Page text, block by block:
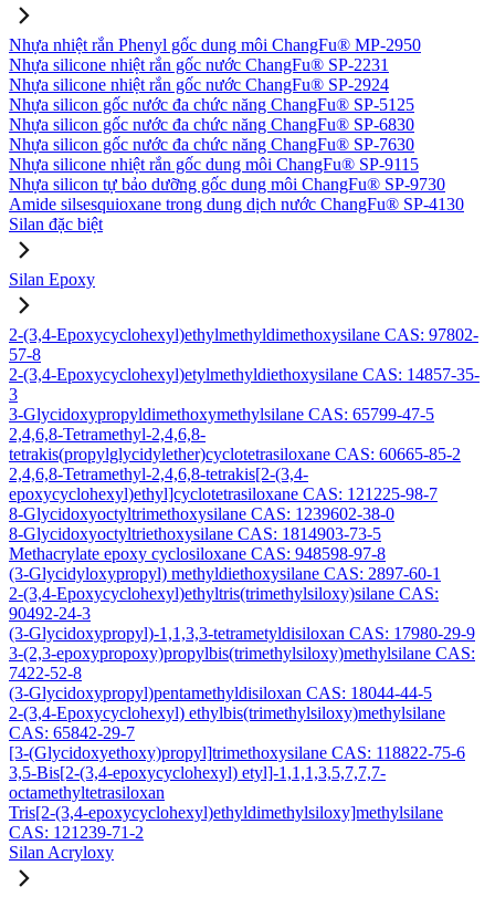
Nhựa nhiệt rắn Phenyl gốc dung môi ChangFu® MP-2950
Nhựa silicone nhiệt rắn gốc nước ChangFu® SP-2231
Nhựa silicone nhiệt rắn gốc nước ChangFu® SP-2924
Nhựa silicon gốc nước đa chức năng ChangFu® SP-5125
Nhựa silicon gốc nước đa chức năng ChangFu® SP-6830
Nhựa silicon gốc nước đa chức năng ChangFu® SP-7630
Nhựa silicone nhiệt rắn gốc dung môi ChangFu® SP-9115
Nhựa silicon tự bảo dưỡng gốc dung môi ChangFu® SP-9730
Amide silsesquioxane trong dung dịch nước ChangFu® SP-4130
Silan đặc biệt
Silan Epoxy
2-(3,4-Epoxycyclohexyl)ethylmethyldimethoxysilane CAS: 97802-
57-8
2-(3,4-Epoxycyclohexyl)etylmethyldiethoxysilane CAS: 14857-35-
3
3-Glycidoxypropyldimethoxymethylsilane CAS: 65799-47-5
2,4,6,8-Tetramethyl-2,4,6,8-
tetrakis(propylglycidylether)cyclotetrasiloxane CAS: 60665-85-2
2,4,6,8-Tetramethyl-2,4,6,8-tetrakis[2-(3,4-
epoxycyclohexyl)ethyl]cyclotetrasiloxane CAS: 121225-98-7
8-Glycidoxyoctyltrimethoxysilane CAS: 1239602-38-0
8-Glycidoxyoctyltriethoxysilane CAS: 1814903-73-5
Methacrylate epoxy cyclosiloxane CAS: 948598-97-8
(3-Glycidyloxypropyl) methyldiethoxysilane CAS: 2897-60-1
2-(3,4-Epoxycyclohexyl)ethyltris(trimethylsiloxy)silane CAS:
90492-24-3
(3-Glycidoxypropyl)-1,1,3,3-tetrametyldisiloxan CAS: 17980-29-9
3-(2,3-epoxypropoxy)propylbis(trimethylsiloxy)methylsilane CAS:
7422-52-8
(3-Glycidoxypropyl)pentamethyldisiloxan CAS: 18044-44-5
2-(3,4-Epoxycyclohexyl) ethylbis(trimethylsiloxy)methylsilane
CAS: 65842-29-7
[3-(Glycidoxyethoxy)propyl]trimethoxysilane CAS: 118822-75-6
3,5-Bis[2-(3,4-epoxycyclohexyl) etyl]-1,1,1,3,5,7,7,7-
octamethyltetrasiloxan
Tris[2-(3,4-epoxycyclohexyl)ethyldimethylsiloxy]methylsilane
CAS: 121239-71-2
Silan Acryloxy